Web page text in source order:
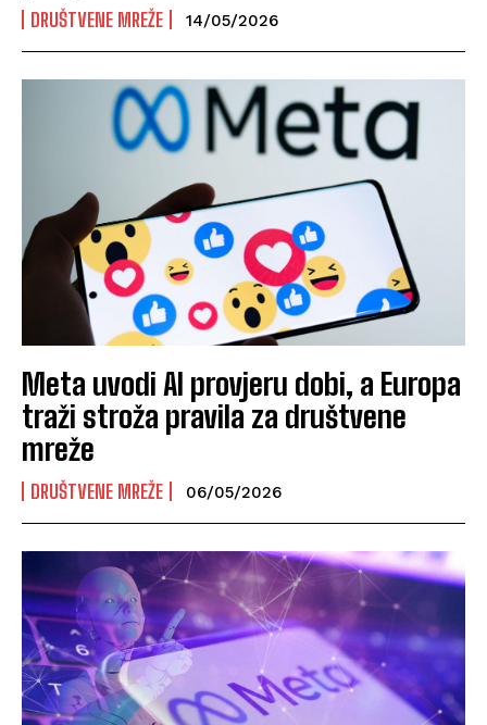
DRUŠTVENE MREŽE 14/05/2026
Meta uvodi AI provjeru dobi, a Europa
traži stroža pravila za društvene
mreže
DRUŠTVENE MREŽE 06/05/2026